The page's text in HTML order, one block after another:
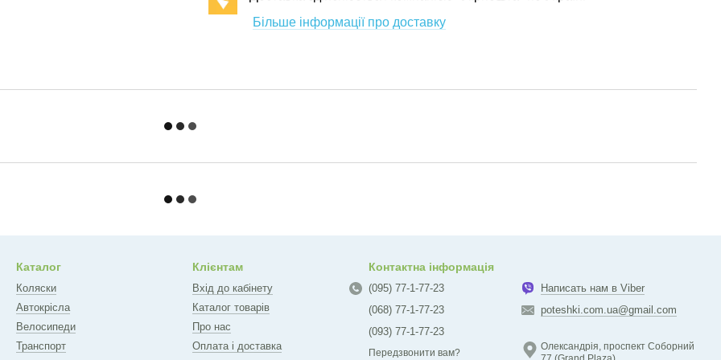
Більше інформації про доставку
Каталог
Коляски
Автокрісла
Велосипеди
Транспорт
Клієнтам
Вхід до кабінету
Каталог товарів
Про нас
Оплата і доставка
Контактна інформація
(095) 77-1-77-23
(068) 77-1-77-23
(093) 77-1-77-23
Передзвонити вам?
Написать нам в Viber
poteshki.com.ua@gmail.com
Олександрія, проспект Соборний